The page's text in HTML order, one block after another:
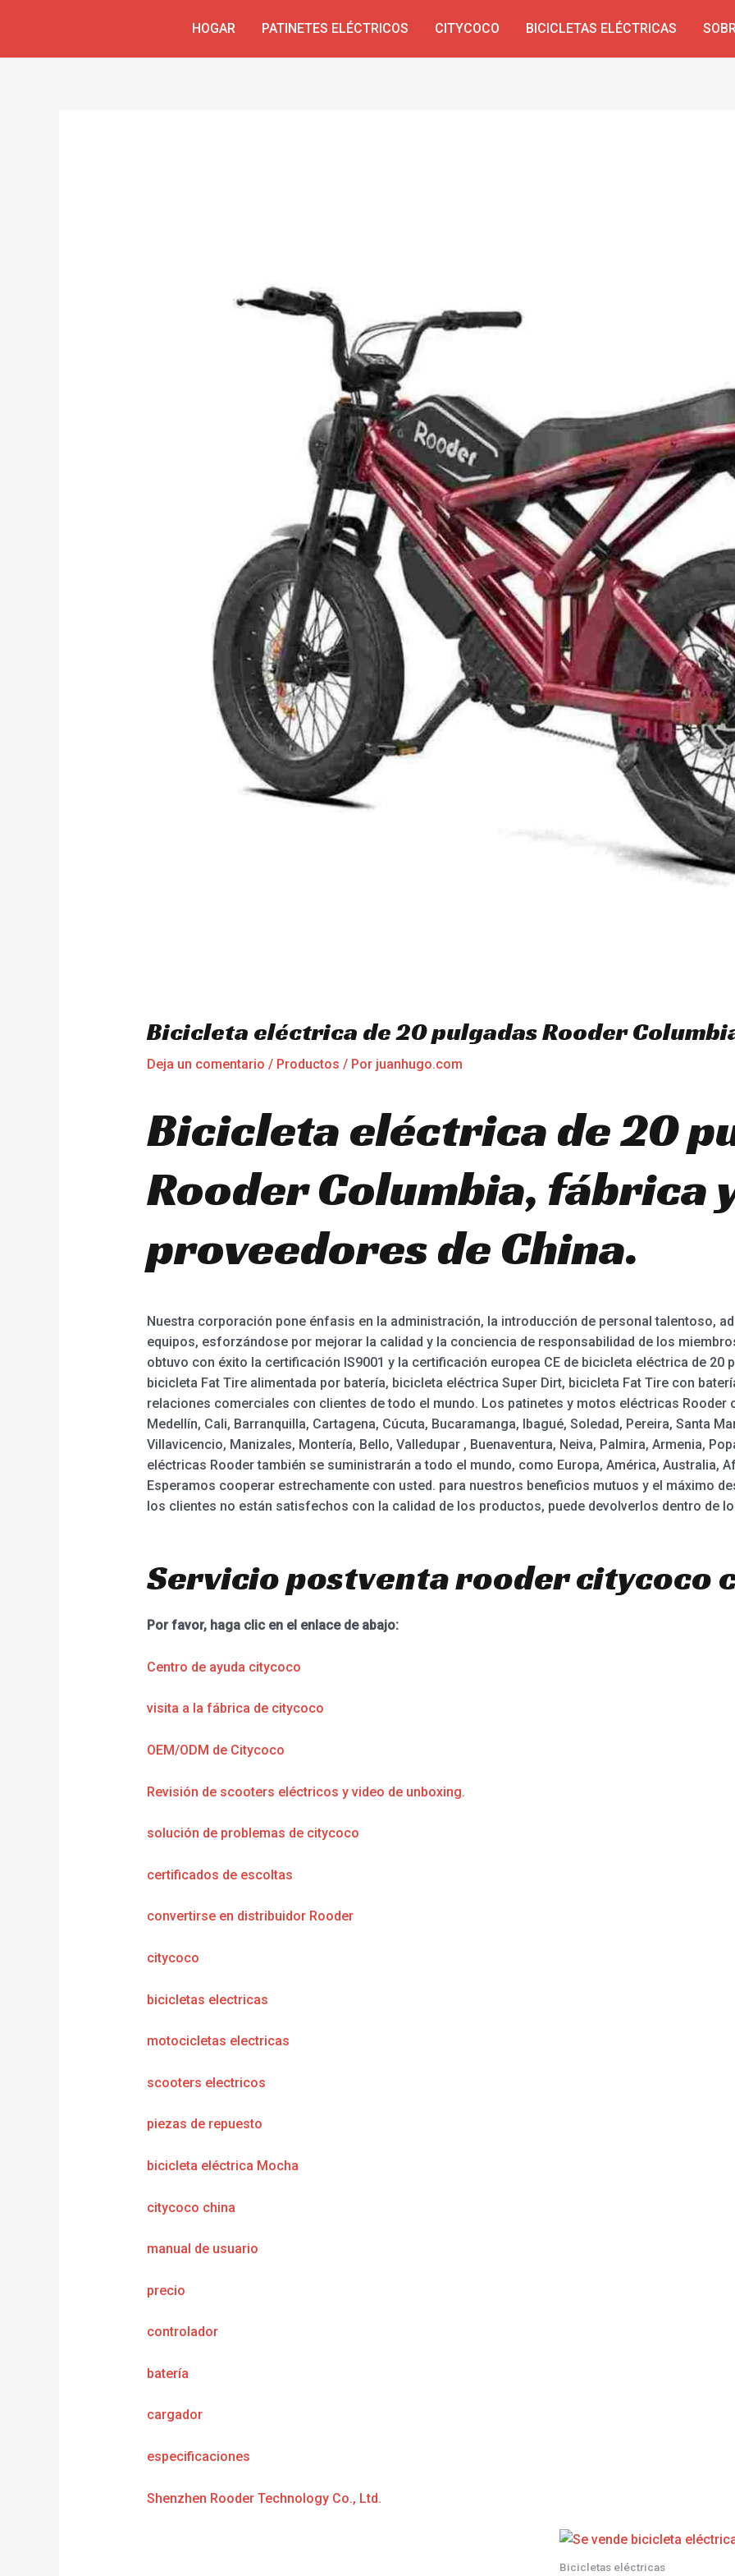
HOGAR PATINETES ELÉCTRICOS CITYCOCO BICICLETAS ELÉCTRICAS
Bicicleta eléctrica de 20 pulgadas Rooder
Deja un comentario / Productos / Por juanhugo.com
Bicicleta eléctrica de 20
Rooder Columbia, fábrica
proveedores de China.
Nuestra corporación pone énfasis en la administración, la introducción de personal talentoso,
equipos, esforzándose por mejorar la calidad y la conciencia de responsabilidad de los
obtuvo con éxito la certificación IS9001 y la certificación europea CE de bicicleta eléctrica de 20
bicicleta Fat Tire alimentada por batería, bicicleta eléctrica Super Dirt, bicicleta Fat Tire con
relaciones comerciales con clientes de todo el mundo. Los patinetes y motos eléctricas Rooder
Medellín, Cali, Barranquilla, Cartagena, Cúcuta, Bucaramanga, Ibagué, Soledad, Pereira, Santa
Villavicencio, Manizales, Montería, Bello, Valledupar , Buenaventura, Neiva, Palmira, Armenia,
eléctricas Rooder también se suministrarán a todo el mundo, como Europa, América, Australia,
Esperamos cooperar estrechamente con usted. para nuestros beneficios mutuos y el máximo
los clientes no están satisfechos con la calidad de los productos, puede devolverlos dentro de
Servicio postventa rooder citycoco
Por favor, haga clic en el enlace de abajo:
Centro de ayuda citycoco
visita a la fábrica de citycoco
OEM/ODM de Citycoco
Revisión de scooters eléctricos y video de unboxing.
solución de problemas de citycoco
certificados de escoltas
convertirse en distribuidor Rooder
citycoco
bicicletas electricas
motocicletas electricas
scooters electricos
piezas de repuesto
bicicleta eléctrica Mocha
citycoco china
manual de usuario
precio
controlador
batería
cargador
especificaciones
Shenzhen Rooder Technology Co., Ltd.
Bicicletas eléctricas